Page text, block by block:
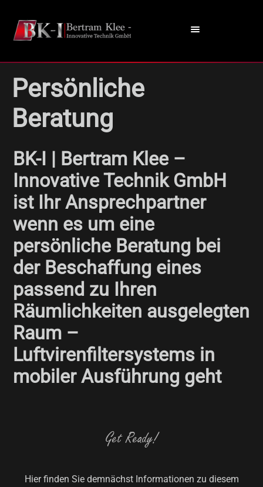
Persönliche
Beratung
BK-I | Bertram Klee –
Innovative Technik GmbH
ist Ihr Ansprechpartner
wenn es um eine
persönliche Beratung bei
der Beschaffung eines
passend zu Ihren
Räumlichkeiten ausgelegten
Raum –
Luftvirenfiltersystems in
mobiler Ausführung geht
Get Ready!
Hier finden Sie demnächst Informationen zu diesem